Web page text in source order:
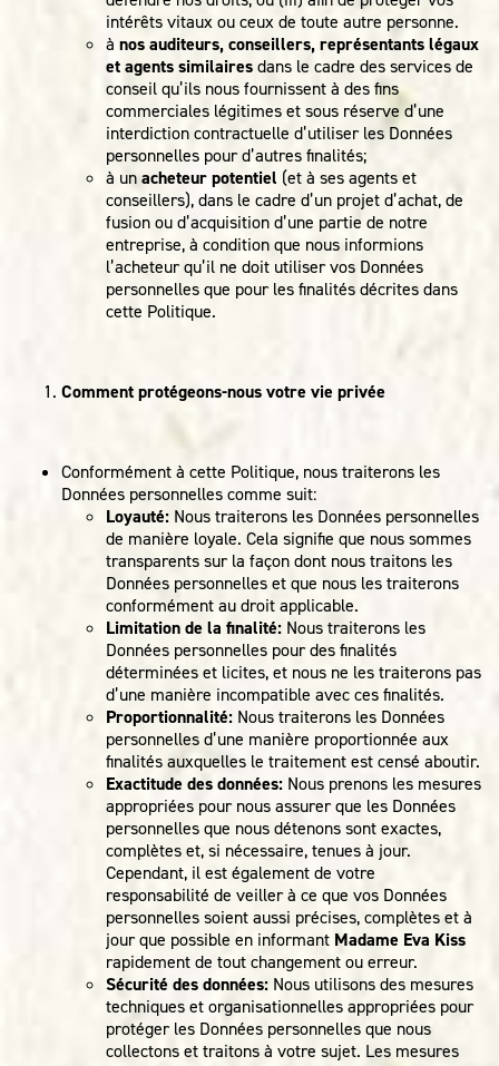
intérêts vitaux ou ceux de toute autre personne.
à nos auditeurs, conseillers, représentants légaux
et agents similairesdans le cadre des services de
conseil qu’ils nous fournissent à des fins
commerciales légitimes et sous réserve d’une
interdiction contractuelle d’utiliser les Données
personnelles pour d’autres finalités;
à unacheteur potentiel (et à ses agents et
conseillers), dans le cadre d’un projet d’achat, de
fusion ou d’acquisition d’une partie de notre
entreprise, à condition que nous informions
l’acheteur qu’il ne doit utiliser vos Données
personnelles que pour les finalités décrites dans
cette Politique.
Comment protégeons-nous votre vie privée
Conformément à cette Politique, nous traiterons les
Données personnelles comme suit:
Loyauté: Nous traiterons les Données personnelles
de manière loyale. Cela signifie que nous sommes
transparents sur la façon dont nous traitons les
Données personnelles et que nous les traiterons
conformément au droit applicable.
Limitation de la finalité: Nous traiterons les
Données personnelles pour des finalités
déterminées et licites, et nous ne les traiterons pas
d’une manière incompatible avec ces finalités.
Proportionnalité: Nous traiterons les Données
personnelles d’une manière proportionnée aux
finalités auxquelles le traitement est censé aboutir.
Exactitude des données: Nous prenons les mesures
appropriées pour nous assurer que les Données
personnelles que nous détenons sont exactes,
complètes et, si nécessaire, tenues à jour.
Cependant, il est également de votre
responsabilité de veiller à ce que vos Données
personnelles soient aussi précises, complètes et à
jour que possible en informant Madame Eva Kiss
rapidement de tout changement ou erreur.
Sécurité des données: Nous utilisons des mesures
techniques et organisationnelles appropriées pour
protéger les Données personnelles que nous
collectons et traitons à votre sujet. Les mesures